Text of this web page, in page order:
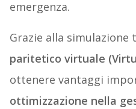
emergenza.
Grazie alla simulazione
paritetico virtuale
ottenere vantaggi
ottimizzazione nella